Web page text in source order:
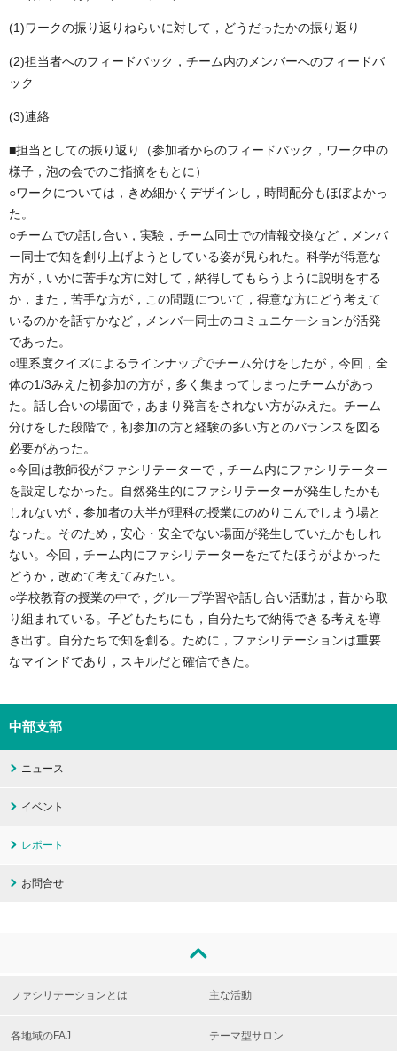
(1)ワークの振り返りねらいに対して，どうだったかの振り返り
(2)担当者へのフィードバック，チーム内のメンバーへのフィードバ
ック
(3)連絡
■担当としての振り返り（参加者からのフィードバック，ワーク中の
様子，泡の会でのご指摘をもとに）
○ワークについては，きめ細かくデザインし，時間配分もほぼよかっ
た。
○チームでの話し合い，実験，チーム同士での情報交換など，メンバ
ー同士で知を創り上げようとしている姿が見られた。科学が得意な
方が，いかに苦手な方に対して，納得してもらうように説明をする
か，また，苦手な方が，この問題について，得意な方にどう考えて
いるのかを話すかなど，メンバー同士のコミュニケーションが活発
であった。
○理系度クイズによるラインナップでチーム分けをしたが，今回，全
体の1/3みえた初参加の方が，多く集まってしまったチームがあっ
た。話し合いの場面で，あまり発言をされない方がみえた。チーム
分けをした段階で，初参加の方と経験の多い方とのバランスを図る
必要があった。
○今回は教師役がファシリテーターで，チーム内にファシリテーター
を設定しなかった。自然発生的にファシリテーターが発生したかも
しれないが，参加者の大半が理科の授業にのめりこんでしまう場と
なった。そのため，安心・安全でない場面が発生していたかもしれ
ない。今回，チーム内にファシリテーターをたてたほうがよかった
どうか，改めて考えてみたい。
○学校教育の授業の中で，グループ学習や話し合い活動は，昔から取
り組まれている。子どもたちにも，自分たちで納得できる考えを導
き出す。自分たちで知を創る。ために，ファシリテーションは重要
なマインドであり，スキルだと確信できた。
中部支部
ニュース
イベント
レポート
お問合せ
ファシリテーションとは 主な活動
各地域のFAJ テーマ型サロン